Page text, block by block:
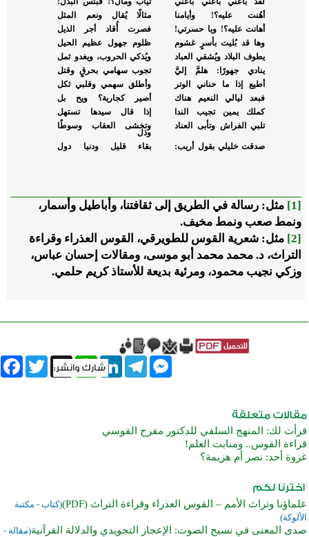
أهُنت عليه؟! وأيامنا
مثالًا يُقال ونعم المثل
أهانت عليه؟! ويا حسرتي!
فصرت أُقاد أجر الذيل
وها قد بُليت بأسرٍ غشوم
ظلوم جهول عظيم الحيل
يطوف البلاد ويُشقي العباد
ويُذكي الحروب، ويغدو ثمل
ينادي جهورًا: هلمَّ إليَّ
تجوب سهامي بحرقٍ وقتل
أطيع إذا ما حناني الوتر
وأطلق سهمي وقلبي ثكل
فبعد ليالي النعيم هناك
أصير كجارية؟ ويح بل
كملك يمين تجيب الندا
إذا قال سيدها تستهل
تلبي الفراش وتأبى العناد
وتخشى العقاب وسوطًا
وذل
صدقت خليلي بقول أريب:
بقاء قليل ودنيا دول
[1]
مثل: رسالة في الطريق إلى ثقافتنا، وأباطيل وأسمار،
ونمط صعب ونمط مخيف.
[2]
مثل: شعرية القوس للطويرقي، القوس العذراء وقراءة
التراث، د. محمد محمد أبو موسى، ومقالات إحسان عباس،
وزكي نجيب محمود، ومرئية بديعة للأستاذ كريم حلمي.
Twitter X
WhatsAppLinkedInTelegram
Messenger
قرأت لك: المنهج السلفي للدكتور مفرح القوسي
قراءة القوس.. ومنابت العلم!
غزوة أحد: نصر أم هزيمة؟
علماؤنا وتراث الأمم – القوس العذراء وقراءة التراث (PDF)
(كتاب - مكتبة
الألوكة)
صدى المعنى في نسيج الصوت: الإعجاز التجويدي والدلالة القرآنية(مقالة -